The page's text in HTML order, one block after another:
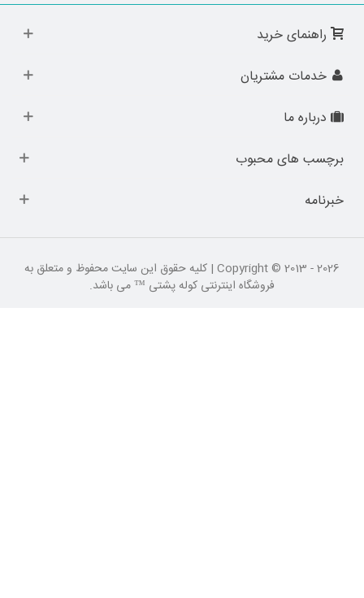
راهنمای خرید
خدمات مشتریان
درباره ما
برچسب های محبوب
خبرنامه
Copyright © 2013 - 2026 | کلیه حقوق این سایت محفوظ و متعلق به
فروشگاه اینترنتی کوله پشتی ™ می باشد.